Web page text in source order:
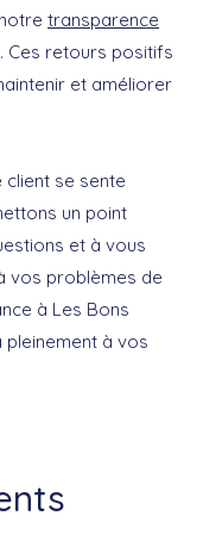
, notre transparence
. Ces retours positifs
et améliorer
se sente
un point
et à vous
vos problèmes de
à Les Bons
à vos